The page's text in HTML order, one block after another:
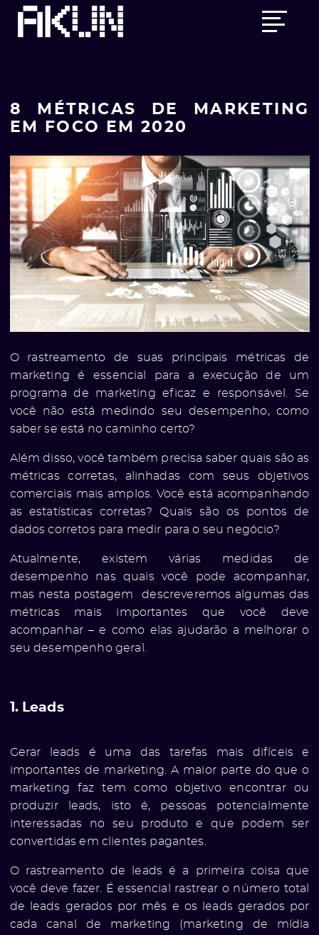
Main
Skip
8 MÉTRICAS DE MARKETING
EM FOCO EM 2020
O rastreamento de suas principais métricas de
marketing é essencial para a execução de um
programa de marketing eficaz e responsável. Se
você não está medindo seu desempenho, como
saber se está no caminho certo?
Além disso, você também precisa saber quais são as
métricas corretas, alinhadas com seus objetivos
comerciais mais amplos. Você está acompanhando
as estatísticas corretas? Quais são os pontos de
dados corretos para medir para o seu negócio?
Atualmente, existem várias medidas de
desempenho nas quais você pode acompanhar,
mas nesta postagem descreveremos algumas das
métricas mais importantes que você deve
acompanhar – e como elas ajudarão a melhorar o
seu desempenho geral.
1. Leads
Gerar leads é uma das tarefas mais difíceis e
importantes de marketing. A maior parte do que o
marketing faz tem como objetivo encontrar ou
produzir
leads, isto é, pessoas potencialmente
interessadas no seu produto e que podem ser
convertidas em clientes pagantes.
O rastreamento de leads é a primeira coisa que
você deve fazer. É essencial rastrear o número total
de leads gerados por mês e os leads gerados por
cada canal de marketing (marketing de mídia